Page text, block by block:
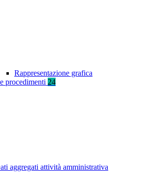
Rappresentazione grafica
procedimenti 24
aggregati attività amministrativa